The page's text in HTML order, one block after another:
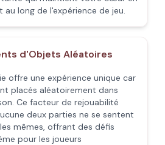
au long de l'expérience de jeu.
d'Objets Aléatoires
offre une expérience unique car
placés aléatoirement dans
Ce facteur de rejouabilité
deux parties ne se sentent
mêmes, offrant des défis
pour les joueurs